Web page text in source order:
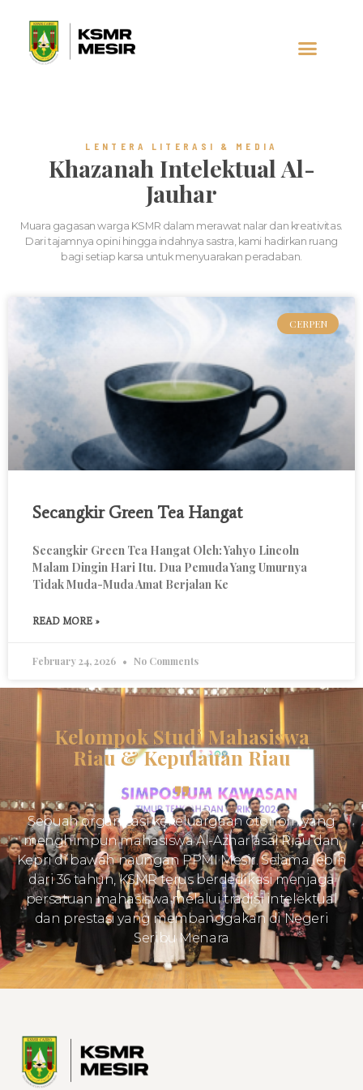
LENTERA LITERASI & MEDIA
Khazanah Intelektual Al-
Jauhar
Muara gagasan warga KSMR dalam merawat nalar dan kreativitas.
Dari tajamnya opini hingga indahnya sastra, kami hadirkan ruang
bagi setiap karsa untuk menyuarakan peradaban.
CERPEN
Secangkir Green Tea Hangat
Secangkir Green Tea Hangat Oleh: Yahyo Lincoln
Malam Dingin Hari Itu. Dua Pemuda Yang Umurnya
Tidak Muda-Muda Amat Berjalan Ke
READ MORE »
February 24, 2026 No Comments
Kelompok Studi Mahasiswa
Riau & Kepulauan Riau
Sebuah organisasi kekeluargaan otonom yang
menghimpun mahasiswa Al-Azhar asal Riau dan
Kepri di bawah naungan PPMI Mesir. Selama lebih
dari 36 tahun, KSMR terus berdedikasi menjaga
persatuan mahasiswa melalui tradisi intelektual
dan prestasi yang membanggakan di Negeri
Seribu Menara